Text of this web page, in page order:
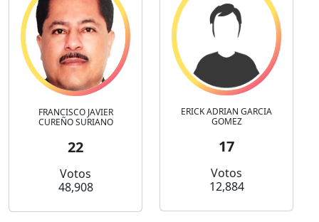
FRANCISCO JAVIER
CUREÑO SURIANO
22
Votos
48,908
ERICK ADRIAN GARCIA
GOMEZ
17
Votos
12,884